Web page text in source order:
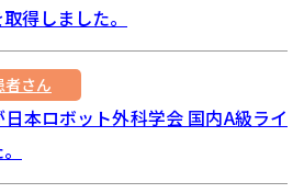
得しました。
者さん
本ロボット外科学会 国内A級ライ